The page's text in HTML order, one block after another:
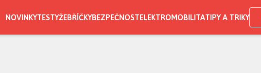
NOVINKYTESTYŽEBŘÍČKYBEZPEČNOSTELEKTROMOBILITATIPY A TRIKY